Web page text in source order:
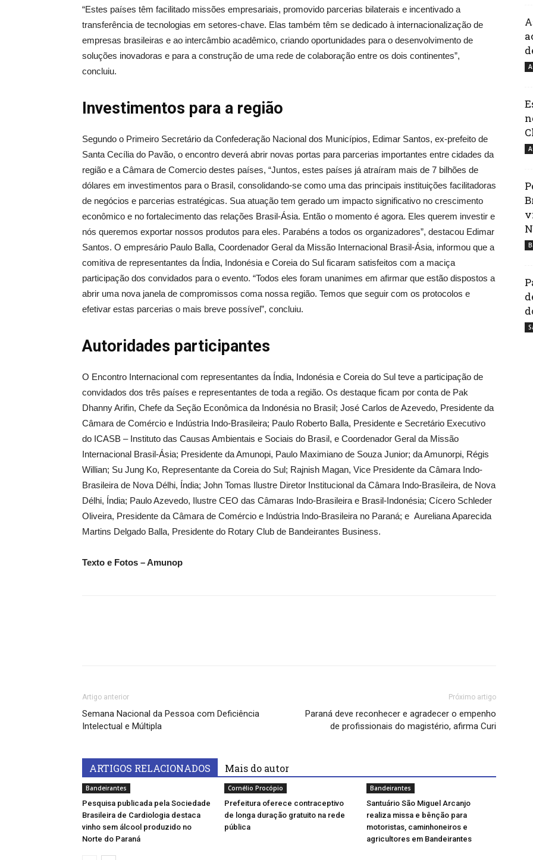
“Estes países têm facilitado missões empresariais, promovido parcerias bilaterais e incentivado a
transferência de tecnologias em setores-chave. Elas também têm se dedicado à internacionalização de
empresas brasileiras e ao intercâmbio acadêmico, criando oportunidades para o desenvolvimento de
soluções inovadoras e para a construção de uma rede de colaboração entre os dois continentes”,
concluiu.
Investimentos para a região
Segundo o Primeiro Secretário da Confederação Nacional dos Municípios, Edimar Santos, ex-prefeito de
Santa Cecília do Pavão, o encontro deverá abrir novas portas para parcerias importantes entre cidades da
região e a Câmara de Comercio destes países, “Juntos, estes países já atraíram mais de 7 bilhões de
dólares em investimentos para o Brasil, consolidando-se como uma das principais instituições facilitadoras
de negócios e parcerias estratégicas. Sua atuação tem gerado um impacto significativo no crescimento
econômico e no fortalecimento das relações Brasil-Ásia. Então o momento é agora. Eles querem investir e
nós queremos exportar nossos produtos para eles. Parabéns a todos os organizadores”, destacou Edimar
Santos. O empresário Paulo Balla, Coordenador Geral da Missão Internacional Brasil-Ásia, informou que a
comitiva de representantes da Índia, Indonésia e Coreia do Sul ficaram satisfeitos com a maciça
participação dos convidados para o evento. “Todos eles foram unanimes em afirmar que estão dispostos a
abrir uma nova janela de compromissos coma nossa região. Temos que seguir com os protocolos e
efetivar estas parcerias o mais breve possível”, concluiu.
Autoridades participantes
O Encontro Internacional com representantes da Índia, Indonésia e Coreia do Sul teve a participação de
convidados dos três países e representantes de toda a região. Os destaque ficam por conta de Pak
Dhanny Arifin, Chefe da Seção Econômica da Indonésia no Brasil; José Carlos de Azevedo, Presidente da
Câmara de Comércio e Indústria Indo-Brasileira; Paulo Roberto Balla, Presidente e Secretário Executivo
do ICASB – Instituto das Causas Ambientais e Sociais do Brasil, e Coordenador Geral da Missão
Internacional Brasil-Ásia; Presidente da Amunopi, Paulo Maximiano de Souza Junior; da Amunorpi, Régis
Willian; Su Jung Ko, Representante da Coreia do Sul; Rajnish Magan, Vice Presidente da Câmara Indo-
Brasileira de Nova Délhi, Índia; John Tomas Ilustre Diretor Institucional da Câmara Indo-Brasileira, de Nova
Délhi, Índia; Paulo Azevedo, Ilustre CEO das Câmaras Indo-Brasileira e Brasil-Indonésia; Cícero Schleder
Oliveira, Presidente da Câmara de Comércio e Indústria Indo-Brasileira no Paraná; e Aureliana Aparecida
Martins Delgado Balla, Presidente do Rotary Club de Bandeirantes Business.
Texto e Fotos – Amunop
Artigo anterior
Semana Nacional da Pessoa com Deficiência
Intelectual e Múltipla
Próximo artigo
Paraná deve reconhecer e agradecer o empenho
de profissionais do magistério, afirma Curi
ARTIGOS RELACIONADOS Mais do autor
Bandeirantes
Pesquisa publicada pela Sociedade
Brasileira de Cardiologia destaca
vinho sem álcool produzido no
Norte do Paraná
Cornélio Procópio
Prefeitura oferece contraceptivo
de longa duração gratuito na rede
pública
Bandeirantes
Santuário São Miguel Arcanjo
realiza missa e bênção para
motoristas, caminhoneiros e
agricultores em Bandeirantes